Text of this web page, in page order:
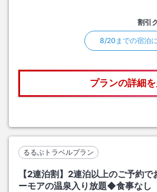
割引
8/20までの宿泊
プランの詳細
るるぶトラベルプラン
【2連泊割】2連泊以上のご予約
ーモアの温泉入り放題◆食事なし